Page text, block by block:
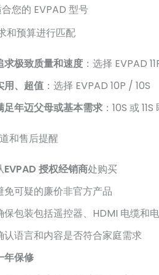
您的 EVPAD 型号
和预算进行匹配
求极致质量和速度 ：选择 EVPAD
用、超值 ：选择 EVPAD 10P / 10S
足年迈父母或基本需求 ：10S 或
和售后提醒
EVPAD 授权经销商处购买
免可疑的廉价非官方产品
保包装包括遥控器、HDMI 电缆和
认语言和内容是否符合家庭需求
年保修